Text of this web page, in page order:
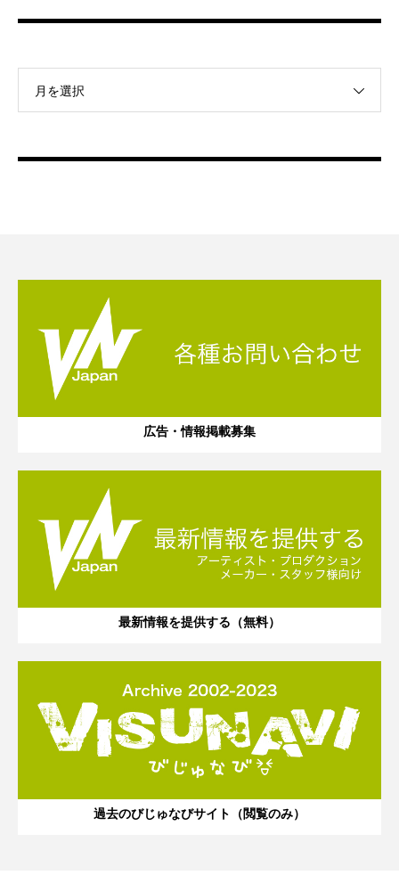
月を選択
広告・情報掲載募集
最新情報を提供する（無料）
過去のびじゅなびサイト（閲覧のみ）